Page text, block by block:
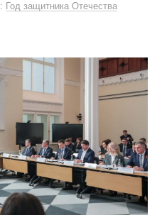
Год защитника Отечества